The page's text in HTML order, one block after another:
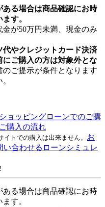
る場合は商品確認にお時
す。
が50万円未満、現金のみ
やクレジットカード決済
にご購入の方は対象外とな
のご提示が条件となります
ショッピングローンでのご購
購入の流れ
イトでの購入は出来ません。 お
い合わせる ローンシミュレ
る場合は商品確認にお時
す。